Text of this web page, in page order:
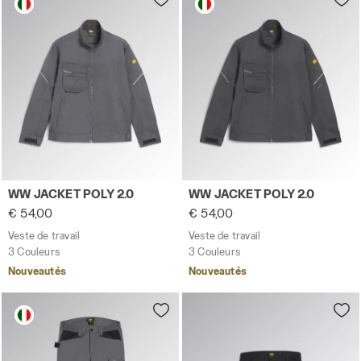
Veste de travail WW JACKET POLY 2.0 GRIS ACIER -
WW JACKET POLY 2.0
€ 54,00
Veste de travail
3 Couleurs
Nouveautés
Veste de travail WW
WW JACKET POLY 2.0
€ 54,00
Veste de travail
3 Couleurs
Nouveautés